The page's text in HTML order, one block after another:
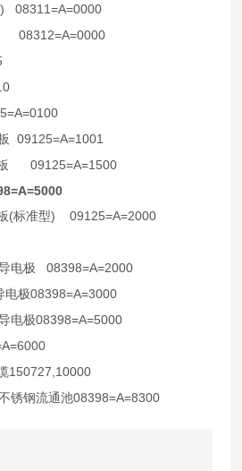
08311=A=0000
08312=A=0000
09125=A=1001
09125=A=1500
(标准型) 09125=A=2000
电极
08398=A=2000
电极08398=A=3000
电极08398=A=5000
150727,10000
锈钢流通池08398=A=8300